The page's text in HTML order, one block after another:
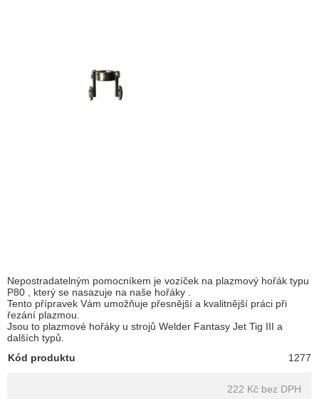
Nepostradatelným pomocníkem je vozíček na plazmový hořák typu
P80 , který se nasazuje na naše hořáky .
Tento přípravek Vám umožňuje přesnější a kvalitnější práci při
řezání plazmou.
Jsou to plazmové hořáky u strojů Welder Fantasy Jet Tig III a
dalších typů.
Kód produktu
1277
222 Kč bez DPH